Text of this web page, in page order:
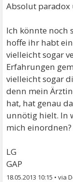
Absolut paradox
Ich könnte noch
hoffe ihr habt
vielleicht sogar
Erfahrungen
vielleicht sogar
denn mein
hat, hat genau
unnötig hielt. In
mich einordnen?
LG
GAP
18.05.2013 10:15 •